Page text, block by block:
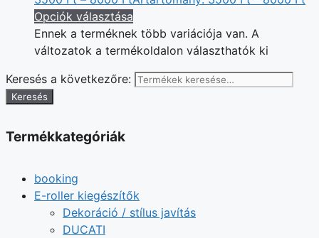
Opciók választása
Ennek a terméknek több variációja van. A
változatok a termékoldalon választhatók ki
Keresés a következőre:
Keresés
Termékkategóriák
booking
E-roller kiegészítők
Dekoráció / stílus javítás
DUCATI